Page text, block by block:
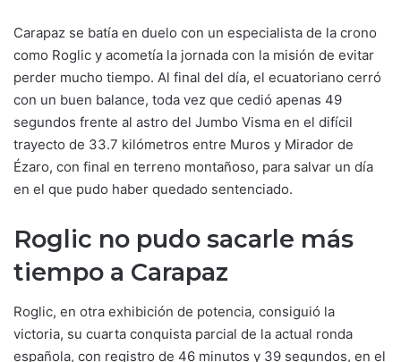
Carapaz se batía en duelo con un especialista de la crono
como Roglic y acometía la jornada con la misión de evitar
perder mucho tiempo. Al final del día, el ecuatoriano cerró
con un buen balance, toda vez que cedió apenas 49
segundos frente al astro del Jumbo Visma en el difícil
trayecto de 33.7 kilómetros entre Muros y Mirador de
Ézaro, con final en terreno montañoso, para salvar un día
en el que pudo haber quedado sentenciado.
Roglic no pudo sacarle más
tiempo a Carapaz
Roglic, en otra exhibición de potencia, consiguió la
victoria, su cuarta conquista parcial de la actual ronda
española, con registro de 46 minutos y 39 segundos, en el